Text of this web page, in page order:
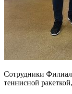
Сотрудники
теннисной